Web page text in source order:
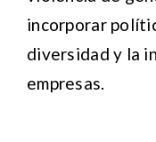
incorporar
diversidad y la
empresas.